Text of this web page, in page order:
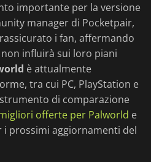
importante per la versione
manager di Pocketpair,
i fan, affermando
influirà sui loro piani
è attualmente
tra cui PC, PlayStation e
di comparazione
offerte per Palworld e
prossimi aggiornamenti del